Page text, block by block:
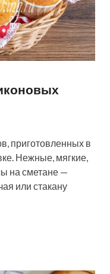
приготовленных в
Нежные, мягкие,
на сметане —
или стакану